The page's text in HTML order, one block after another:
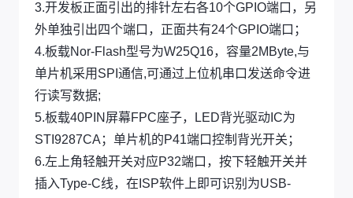
3.开发板正面引出的排针左右各10个GPIO端口，另
外单独引出四个端口，正面共有24个GPIO端口；
4.板载Nor-Flash型号为W25Q16，容量2MByte,与
单片机采用SPI通信,可通过上位机串口发送命令进
行读写数据;
5.板载40PIN屏幕FPC座子，LED背光驱动IC为
STI9287CA；单片机的P41端口控制背光开关；
6.左上角轻触开关对应P32端口，按下轻触开关并
插入Type-C线，在ISP软件上即可识别为USB-